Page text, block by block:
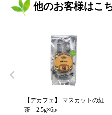
他のお客様はこ
【デカフェ】 マスカットの紅
茶 2.5g×6p